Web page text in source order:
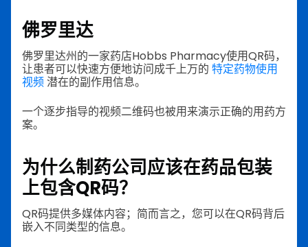
佛罗里达
佛罗里达州的一家药店Hobbs Pharmacy使用QR码，
让患者可以快速方便地访问成千上万的 特定药物使用
视频潜在的副作用信息。
一个逐步指导的视频二维码也被用来演示正确的用药方
案。
为什么制药公司应该在药品包装
上包含QR码？
QR码提供多媒体内容；简而言之，您可以在QR码背后
嵌入不同类型的信息。